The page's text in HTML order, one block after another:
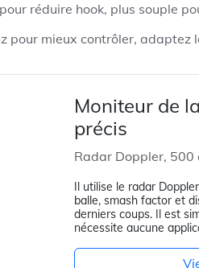
réduire hook, plus souple
pour mieux contrôler, adaptez
Moniteur de
précis
Radar Doppler, 500
Il utilise le radar
balle, smash factor et
derniers coups. Il est
nécessite aucune